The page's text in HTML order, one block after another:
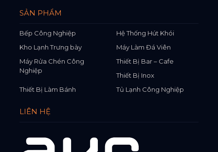
SẢN PHẨM
Bếp Công Nghiệp
Hệ Thống Hút Khói
Kho Lạnh Trưng bày
Máy Làm Đá Viên
Máy Rửa Chén Công
Nghiệp
Thiết Bị Bar – Cafe
Thiết Bị Inox
Thiết Bị Làm Bánh
Tủ Lạnh Công Nghiệp
LIÊN HỆ